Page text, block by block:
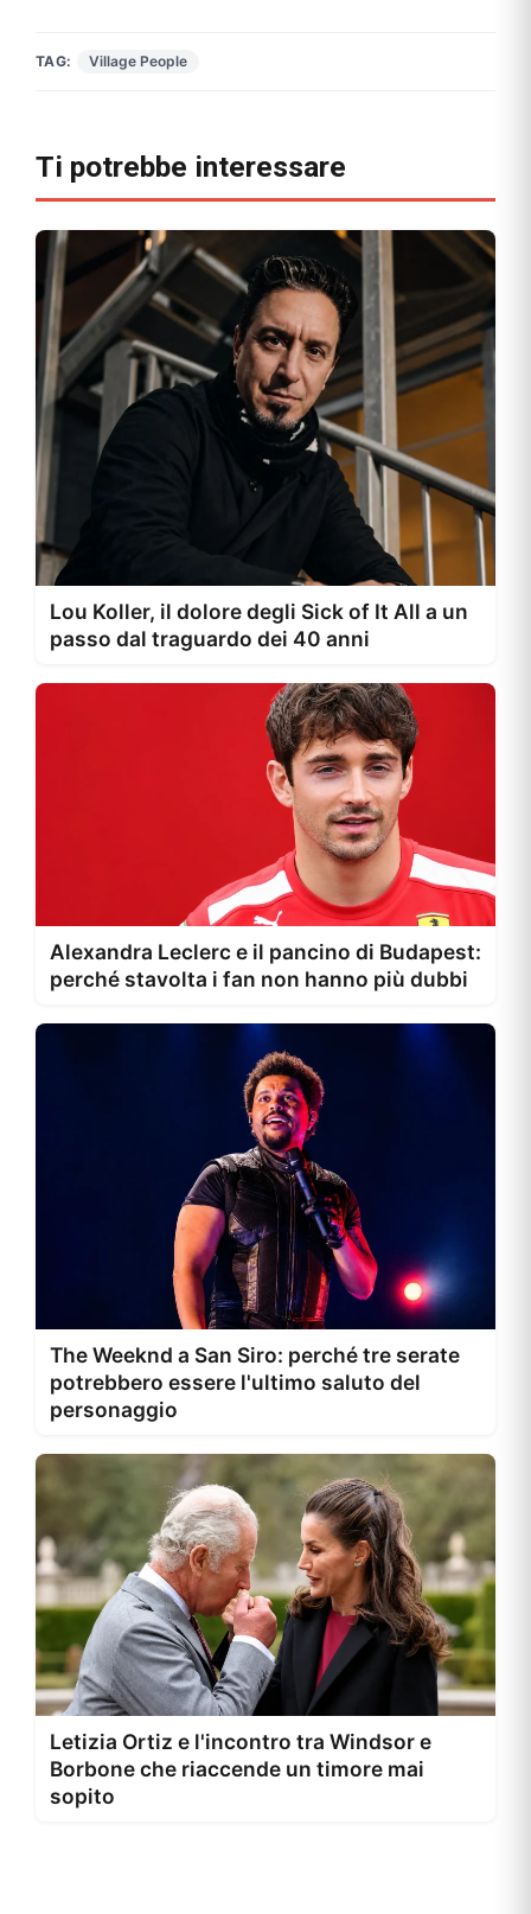
TAG: Village People
Ti potrebbe interessare
Lou Koller, il dolore degli Sick of It All a un
passo dal traguardo dei 40 anni
Alexandra Leclerc e il pancino di Budapest:
perché stavolta i fan non hanno più dubbi
The Weeknd a San Siro: perché tre serate
potrebbero essere l'ultimo saluto del
personaggio
Letizia Ortiz e l'incontro tra Windsor e
Borbone che riaccende un timore mai
sopito